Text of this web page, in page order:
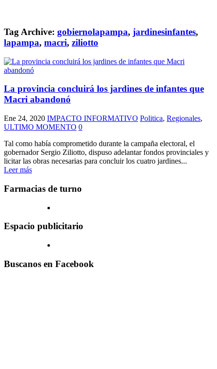
Tag Archive: gobiernolapampa, jardinesinfantes,
lapampa, macri, ziliotto
La provincia concluirá los jardines de infantes que
Macri abandonó
Ene 24, 2020 IMPACTO INFORMATIVO Politica, Regionales,
ULTIMO MOMENTO 0
Tal como había comprometido durante la campaña electoral, el
gobernador Sergio Ziliotto, dispuso adelantar fondos provinciales y
licitar las obras necesarias para concluir los cuatro jardines...
Leer más
Farmacias de turno
Espacio publicitario
Buscanos en Facebook